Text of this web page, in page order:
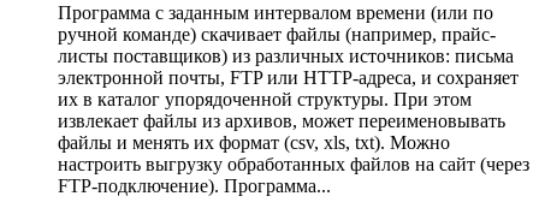
Программа с заданным интервалом времени (или по
ручной команде) скачивает файлы (например, прайс-
листы поставщиков) из различных источников: письма
электронной почты, FTP или HTTP-адреса, и сохраняет
их в каталог упорядоченной структуры. При этом
извлекает файлы из архивов, может переименовывать
файлы и менять их формат (csv, xls, txt). Можно
настроить выгрузку обработанных файлов на сайт (через
FTP-подключение). Программа...